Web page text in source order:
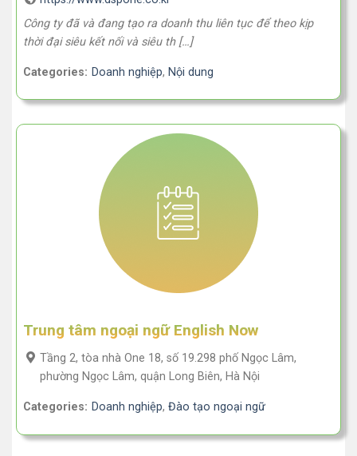
Công ty đã và đang tạo ra doanh thu liên tục để theo kịp
thời đại siêu kết nối và siêu th […]
Categories: Doanh nghiệp, Nội dung
Trung tâm ngoại ngữ English Now
Tầng 2, tòa nhà One 18, số 19.298 phố Ngọc Lâm,
phường Ngọc Lâm, quận Long Biên, Hà Nội
Categories: Doanh nghiệp, Đào tạo ngoại ngữ